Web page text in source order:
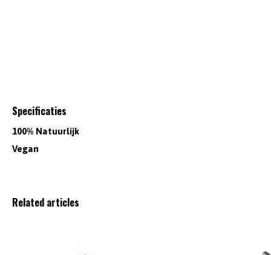
Specificaties
100% Natuurlijk
Vegan
Related articles